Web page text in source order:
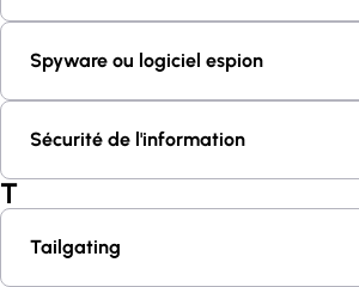
Spyware ou logiciel espion
Sécurité de l'information
T
Tailgating